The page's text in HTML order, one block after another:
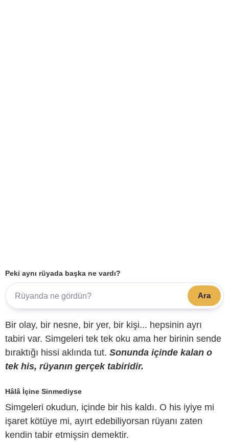
Peki aynı rüyada başka ne vardı?
Ara
Bir olay, bir nesne, bir yer, bir kişi... hepsinin ayrı
tabiri var. Simgeleri tek tek oku ama her birinin sende
bıraktığı hissi aklında tut. Sonunda içinde kalan o
tek his, rüyanın gerçek tabiridir.
Hâlâ İçine Sinmediyse
Simgeleri okudun, içinde bir his kaldı. O his iyiye mi
işaret kötüye mi, ayırt edebiliyorsan rüyanı zaten
kendin tabir etmişsin demektir.